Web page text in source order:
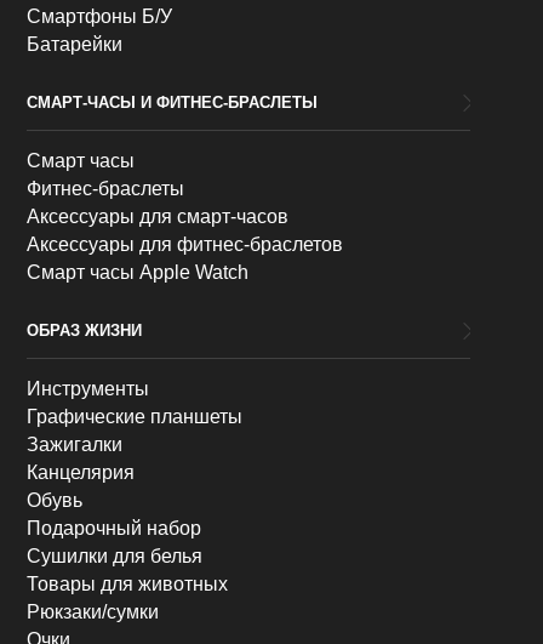
Смартфоны Б/У
Батарейки
СМАРТ-ЧАСЫ И ФИТНЕС-БРАСЛЕТЫ
Смарт часы
Фитнес-браслеты
Аксессуары для смарт-часов
Аксессуары для фитнес-браслетов
Смарт часы Apple Watch
ОБРАЗ ЖИЗНИ
Инструменты
Графические планшеты
Зажигалки
Канцелярия
Обувь
Подарочный набор
Сушилки для белья
Товары для животных
Рюкзаки/сумки
Очки